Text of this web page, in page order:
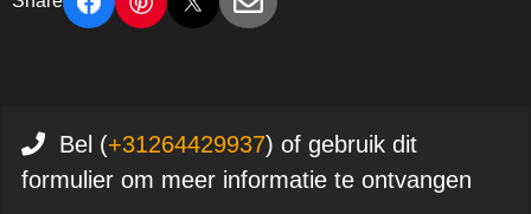
Bel (+31264429937) of gebruik dit
formulier om meer informatie te ontvangen